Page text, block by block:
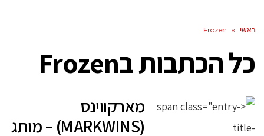
ראשי »
Frozen
כל הכתבות בFrozen
מארקווינס
(MARKWINS) – מותג